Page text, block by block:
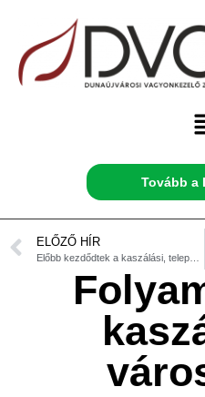
Tovább a
ELŐZŐ HÍR